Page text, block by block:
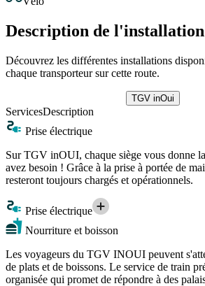
Description de l'installation
Découvrez les différentes installations
chaque transporteur sur cette route.
TGV inOui
ServicesDescription
Prise électrique
Sur TGV inOUI, chaque siège vous donne
avez besoin ! Grâce à la prise à portée de
resteront toujours chargés et opérationnels.
Prise électrique
Nourriture et boisson
Les voyageurs du TGV INOUI peuvent
de plats et de boissons. Le service de train
organisée qui promet de répondre à des